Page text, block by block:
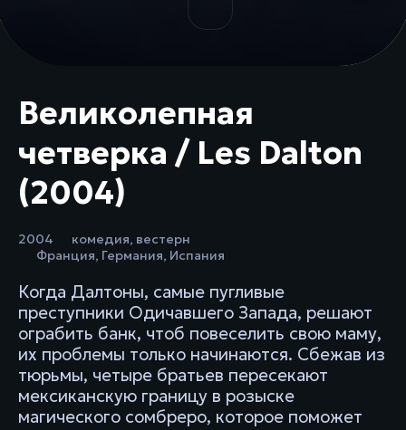
Великолепная
четверка / Les Dalton
(2004)
2004 комедия, вестерн
Франция, Германия, Испания
Когда Далтоны, самые пугливые
преступники Одичавшего Запада, решают
ограбить банк, чтоб повеселить свою маму,
их проблемы только начинаются. Сбежав из
тюрьмы, четыре братьев пересекают
мексиканскую границу в розыске
магического сомбреро, которое поможет